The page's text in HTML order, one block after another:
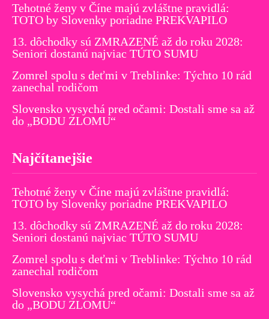
Tehotné ženy v Číne majú zvláštne pravidlá:
TOTO by Slovenky poriadne PREKVAPILO
13. dôchodky sú ZMRAZENÉ až do roku 2028:
Seniori dostanú najviac TÚTO SUMU
Zomrel spolu s deťmi v Treblinke: Týchto 10 rád
zanechal rodičom
Slovensko vysychá pred očami: Dostali sme sa až
do „BODU ZLOMU“
Najčítanejšie
Tehotné ženy v Číne majú zvláštne pravidlá:
TOTO by Slovenky poriadne PREKVAPILO
13. dôchodky sú ZMRAZENÉ až do roku 2028:
Seniori dostanú najviac TÚTO SUMU
Zomrel spolu s deťmi v Treblinke: Týchto 10 rád
zanechal rodičom
Slovensko vysychá pred očami: Dostali sme sa až
do „BODU ZLOMU“